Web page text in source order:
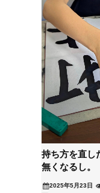
持ち方を直し
無くなるし。
2025年5月23日